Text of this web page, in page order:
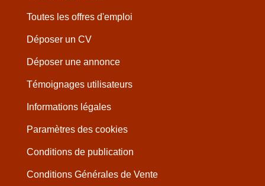
Toutes les offres d'emploi
Déposer un CV
Déposer une annonce
Témoignages utilisateurs
Informations légales
Paramètres des cookies
Conditions de publication
Conditions Générales de Vente